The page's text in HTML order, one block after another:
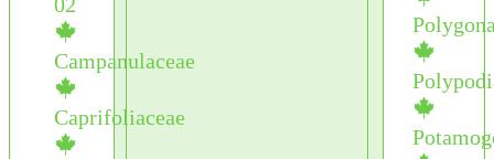
Campanulaceae
Caprifoliaceae